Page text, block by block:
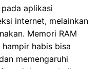
aplikasi
internet, melainkan
Memori RAM
hampir habis bisa
memengaruhi